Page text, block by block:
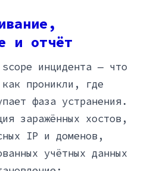
и отчёт
инцидента — что
проникли, где
фаза устранения.
заражённых хостов,
IP и доменов,
учётных данных